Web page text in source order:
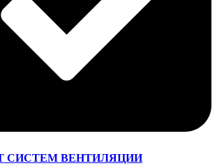
СИСТЕМ ВЕНТИЛЯЦИИ